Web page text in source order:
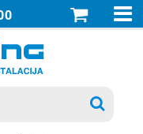

